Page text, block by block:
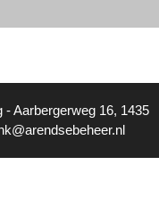
Aarbergerweg 16, 1435